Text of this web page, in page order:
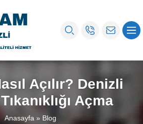
Açılır? Denizli
Açma
Anasayfa » Blog